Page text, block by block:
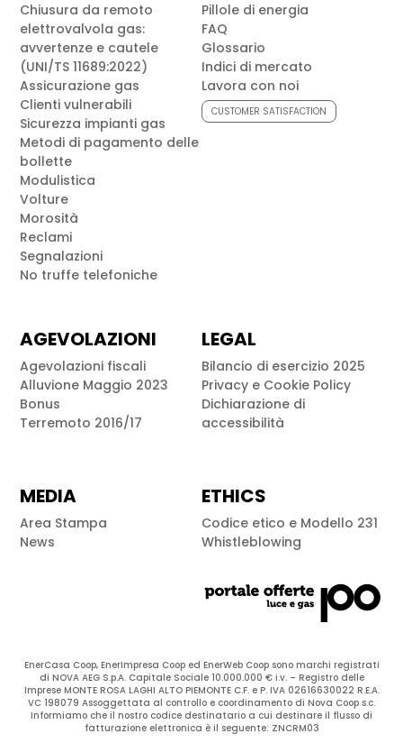
Chiusura da remoto
elettrovalvola gas:
avvertenze e cautele
(UNI/TS 11689:2022)
Assicurazione gas
Clienti vulnerabili
Sicurezza impianti gas
Metodi di pagamento delle
bollette
Modulistica
Volture
Morosità
Reclami
Segnalazioni
No truffe telefoniche
Pillole di energia
FAQ
Glossario
Indici di mercato
Lavora con noi
CUSTOMER SATISFACTION
AGEVOLAZIONI
Agevolazioni fiscali
Alluvione Maggio 2023
Bonus
Terremoto 2016/17
LEGAL
Bilancio di esercizio 2025
Privacy e Cookie Policy
Dichiarazione di
accessibilità
MEDIA
Area Stampa
News
ETHICS
Codice etico e Modello 231
Whistleblowing
EnerCasa Coop, EnerImpresa Coop ed EnerWeb Coop sono marchi registrati
di NOVA AEG S.p.A. Capitale Sociale 10.000.000 € i.v. – Registro delle
Imprese MONTE ROSA LAGHI ALTO PIEMONTE C.F. e P. IVA 02616630022 R.E.A.
VC 198079 Assoggettata al controllo e coordinamento di Nova Coop s.c.
Informiamo che il nostro codice destinatario a cui destinare il flusso di
fatturazione elettronica è il seguente: ZNCRM03